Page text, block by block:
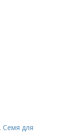
,Семя для